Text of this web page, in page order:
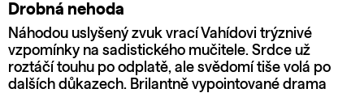
Drobná nehoda
Náhodou uslyšený zvuk vrací Vahídovi trýznivé
vzpomínky na sadistického mučitele. Srdce už
roztáčí touhu po odplatě, ale svědomí tiše volá po
dalších důkazech. Brilantně vypointované drama